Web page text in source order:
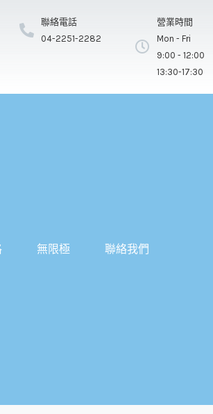
聯絡電話
04-2251-2282
營業時間
Mon - Fri
9:00 - 12:00
13:30-17:30
無限極 聯絡我們